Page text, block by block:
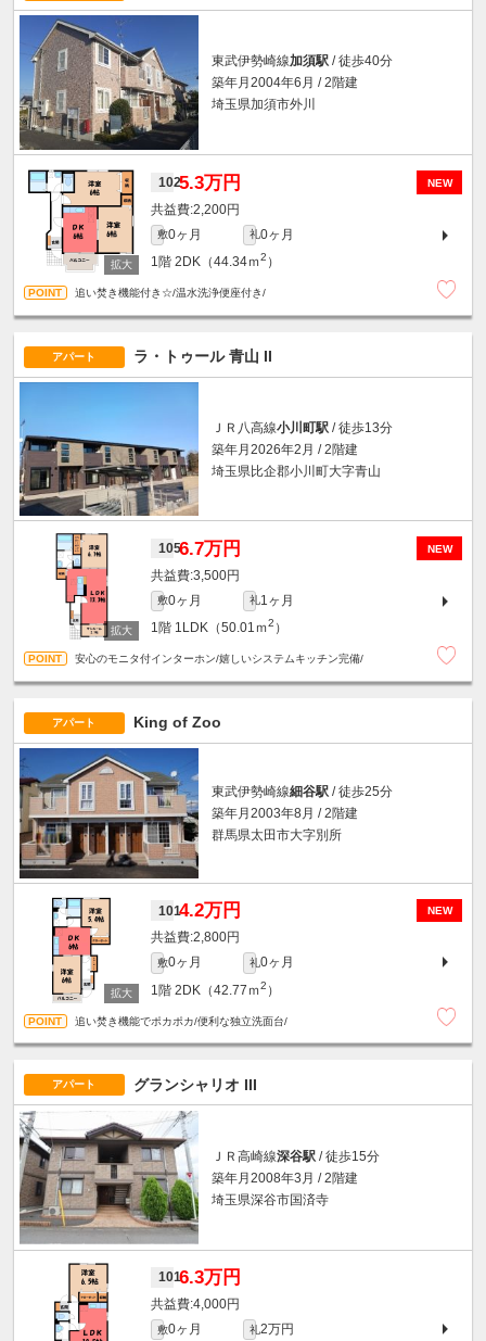
東武伊勢崎線加須駅 / 徒歩40分
築年月2004年6月 / 2階建
埼玉県加須市外川
NEW
1025.3万円
2,200円
敷0ヶ月 礼0ヶ月
1階 2DK（44.34ｍ2 ）
追い焚き機能付き☆/温水洗浄便座付き/
アパート ラ・トゥール 青山 II
ＪＲ八高線小川町駅 / 徒歩13分
築年月2026年2月 / 2階建
埼玉県比企郡小川町大字青山
NEW
1056.7万円
3,500円
敷0ヶ月 礼1ヶ月
1階 1LDK（50.01ｍ2 ）
安心のモニタ付インターホン/嬉しいシステムキッチン完備/
アパート King of Zoo
東武伊勢崎線細谷駅 / 徒歩25分
築年月2003年8月 / 2階建
群馬県太田市大字別所
NEW
1014.2万円
2,800円
敷0ヶ月 礼0ヶ月
1階 2DK（42.77ｍ2 ）
追い焚き機能でポカポカ/便利な独立洗面台/
アパート グランシャリオ III
ＪＲ高崎線深谷駅 / 徒歩15分
築年月2008年3月 / 2階建
埼玉県深谷市国済寺
1016.3万円
4,000円
敷0ヶ月 礼2万円